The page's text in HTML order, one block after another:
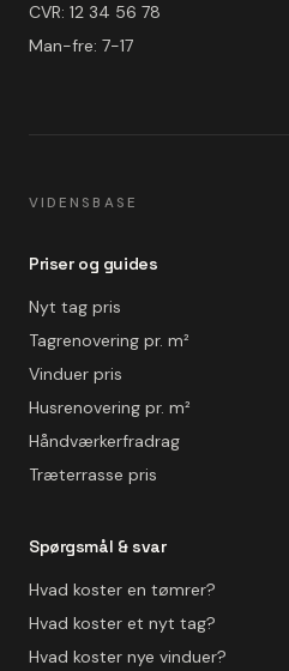
CVR: 12 34 56 78
Man-fre: 7-17
VIDENSBASE
Priser og guides
Nyt tag pris
Tagrenovering pr. m²
Vinduer pris
Husrenovering pr. m²
Håndværkerfradrag
Træterrasse pris
Spørgsmål & svar
Hvad koster en tømrer?
Hvad koster et nyt tag?
Hvad koster nye vinduer?